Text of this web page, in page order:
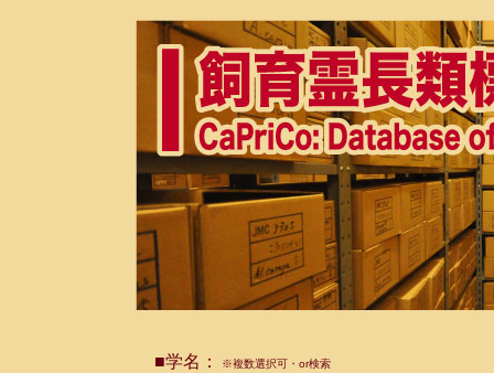
■学名： ※複数選択可・or検索